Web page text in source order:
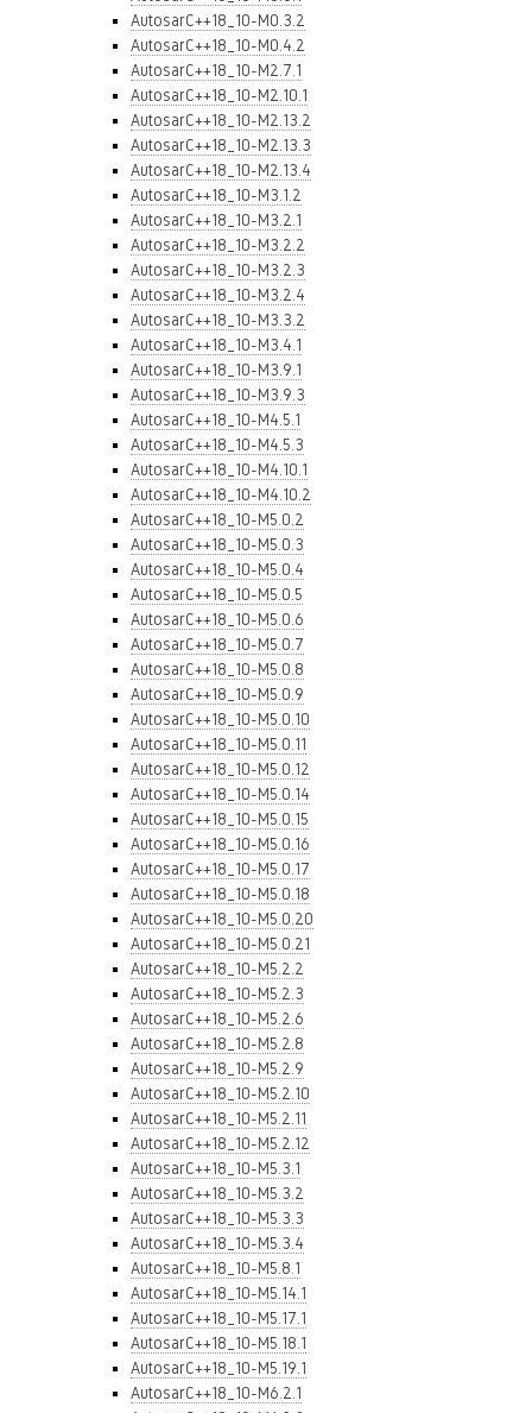
AutosarC++18_10-M0.3.2
AutosarC++18_10-M0.4.2
AutosarC++18_10-M2.7.1
AutosarC++18_10-M2.10.1
AutosarC++18_10-M2.13.2
AutosarC++18_10-M2.13.3
AutosarC++18_10-M2.13.4
AutosarC++18_10-M3.1.2
AutosarC++18_10-M3.2.1
AutosarC++18_10-M3.2.2
AutosarC++18_10-M3.2.3
AutosarC++18_10-M3.2.4
AutosarC++18_10-M3.3.2
AutosarC++18_10-M3.4.1
AutosarC++18_10-M3.9.1
AutosarC++18_10-M3.9.3
AutosarC++18_10-M4.5.1
AutosarC++18_10-M4.5.3
AutosarC++18_10-M4.10.1
AutosarC++18_10-M4.10.2
AutosarC++18_10-M5.0.2
AutosarC++18_10-M5.0.3
AutosarC++18_10-M5.0.4
AutosarC++18_10-M5.0.5
AutosarC++18_10-M5.0.6
AutosarC++18_10-M5.0.7
AutosarC++18_10-M5.0.8
AutosarC++18_10-M5.0.9
AutosarC++18_10-M5.0.10
AutosarC++18_10-M5.0.11
AutosarC++18_10-M5.0.12
AutosarC++18_10-M5.0.14
AutosarC++18_10-M5.0.15
AutosarC++18_10-M5.0.16
AutosarC++18_10-M5.0.17
AutosarC++18_10-M5.0.18
AutosarC++18_10-M5.0.20
AutosarC++18_10-M5.0.21
AutosarC++18_10-M5.2.2
AutosarC++18_10-M5.2.3
AutosarC++18_10-M5.2.6
AutosarC++18_10-M5.2.8
AutosarC++18_10-M5.2.9
AutosarC++18_10-M5.2.10
AutosarC++18_10-M5.2.11
AutosarC++18_10-M5.2.12
AutosarC++18_10-M5.3.1
AutosarC++18_10-M5.3.2
AutosarC++18_10-M5.3.3
AutosarC++18_10-M5.3.4
AutosarC++18_10-M5.8.1
AutosarC++18_10-M5.14.1
AutosarC++18_10-M5.17.1
AutosarC++18_10-M5.18.1
AutosarC++18_10-M5.19.1
AutosarC++18_10-M6.2.1